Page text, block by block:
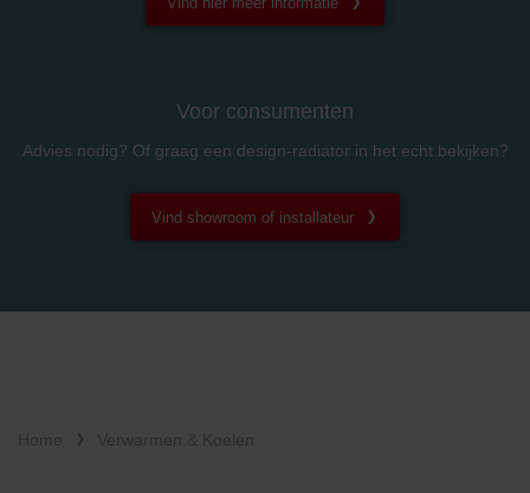
Voor consumenten
Advies nodig? Of graag een design-radiator in het echt bekijken?
Vind showroom of installateur